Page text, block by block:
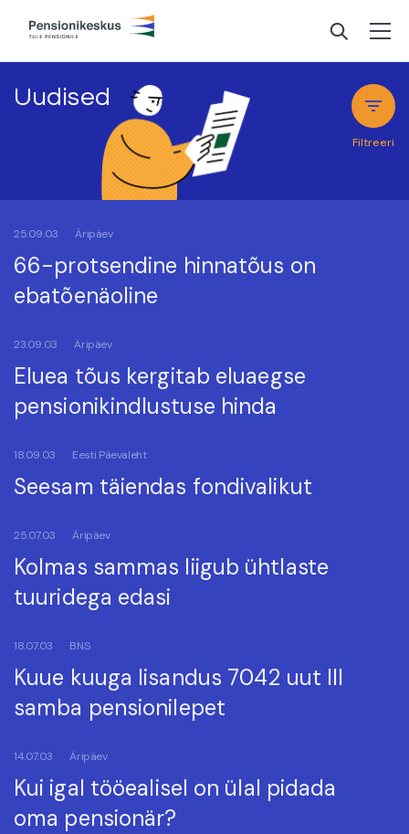
Uudised
Filtreeri
25.09.03 Äripäev
66-protsendine hinnatõus on
ebatõenäoline
23.09.03 Äripäev
Eluea tõus kergitab eluaegse
pensionikindlustuse hinda
18.09.03 Eesti Päevaleht
Seesam täiendas fondivalikut
25.07.03 Äripäev
Kolmas sammas liigub ühtlaste
tuuridega edasi
18.07.03 BNS
Kuue kuuga lisandus 7042 uut III
samba pensionilepet
14.07.03 Äripäev
Kui igal tööealisel on ülal pidada
oma pensionär?